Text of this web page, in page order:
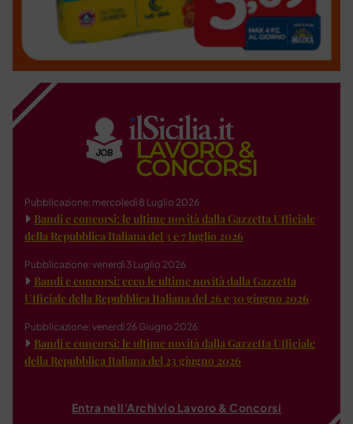
Pubblicazione: mercoledì 8 Luglio 2026
Bandi e concorsi: le ultime novità dalla Gazzetta Ufficiale
della Repubblica Italiana del 3 e 7 luglio 2026
Pubblicazione: venerdì 3 Luglio 2026
Bandi e concorsi: ecco le ultime novità dalla Gazzetta
Ufficiale della Repubblica Italiana del 26 e 30 giugno 2026
Pubblicazione: venerdì 26 Giugno 2026
Bandi e concorsi: le ultime novità dalla Gazzetta Ufficiale
della Repubblica Italiana del 23 giugno 2026
Entra nell'Archivio Lavoro & Concorsi